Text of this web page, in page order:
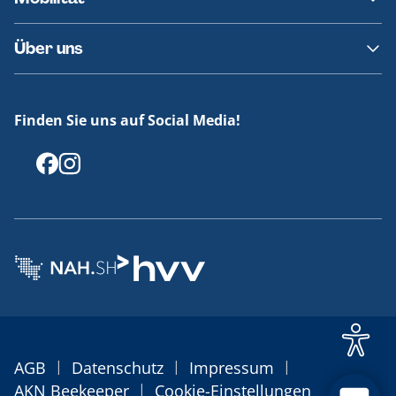
Fundsachen
Häufige Fragen
Barrierefreies Reisen
Erklärung Barrierefreiheit
Über uns
Offenlegungen
Finden Sie uns auf Social Media!
AGB | Datenschutz | Impressum |
AKN Beekeeper | Cookie-Einstellungen